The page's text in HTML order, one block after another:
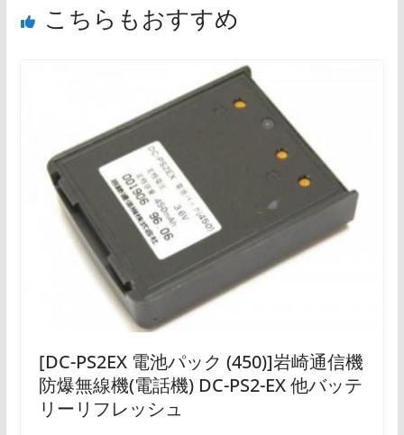
こちらもおすすめ
[DC-PS2EX 電池パック (450)]岩崎通信機
防爆無線機(電話機) DC-PS2-EX 他バッテ
リーリフレッシュ